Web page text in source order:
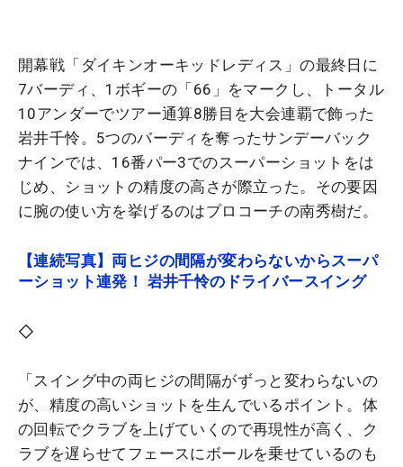
開幕戦「ダイキンオーキッドレディス」の最終日に
7バーディ、1ボギーの「66」をマークし、トータル
10アンダーでツアー通算8勝目を大会連覇で飾った
岩井千怜。5つのバーディを奪ったサンデーバック
ナインでは、16番パー3でのスーパーショットをは
じめ、ショットの精度の高さが際立った。その要因
に腕の使い方を挙げるのはプロコーチの南秀樹だ。
【連続写真】両ヒジの間隔が変わらないからスーパ
ーショット連発！ 岩井千怜のドライバースイング
◇
「スイング中の両ヒジの間隔がずっと変わらないの
が、精度の高いショットを生んでいるポイント。体
の回転でクラブを上げていくので再現性が高く、ク
ラブを遅らせてフェースにボールを乗せているのも